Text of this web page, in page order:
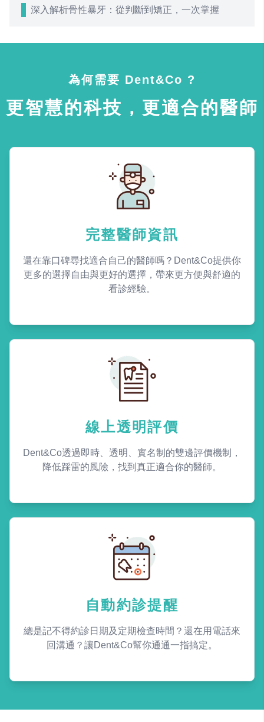
深入解析骨性暴牙：從判斷到矯正，一次掌握
為何需要 Dent&Co ?
更智慧的科技，更適合的醫師
完整醫師資訊
還在靠口碑尋找適合自己的醫師嗎？Dent&Co提供你
更多的選擇自由與更好的選擇，帶來更方便與舒適的
看診經驗。
線上透明評價
Dent&Co透過即時、透明、實名制的雙邊評價機制，
降低踩雷的風險，找到真正適合你的醫師。
自動約診提醒
總是記不得約診日期及定期檢查時間？還在用電話來
回溝通？讓Dent&Co幫你通通一指搞定。